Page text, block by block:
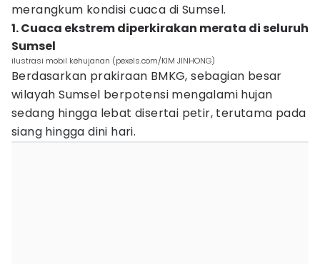
merangkum kondisi cuaca di Sumsel.
1. Cuaca ekstrem diperkirakan merata di seluruh
Sumsel
ilustrasi mobil kehujanan (pexels.com/KIM JINHONG)
Berdasarkan prakiraan BMKG, sebagian besar
wilayah Sumsel berpotensi mengalami hujan
sedang hingga lebat disertai petir, terutama pada
siang hingga dini hari.